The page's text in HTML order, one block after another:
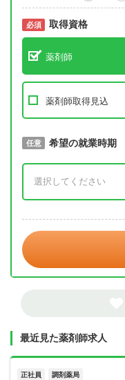
必須 取得資格
薬剤師
薬剤師取得見込
必須 取得予定年
任意 希望の就業時期
最近見た薬剤師求人
正社員 調剤薬局